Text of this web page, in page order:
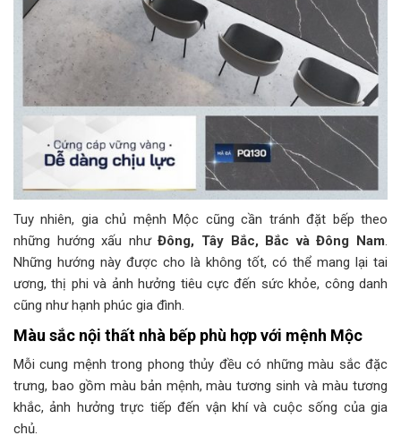
Tuy nhiên, gia chủ mệnh Mộc cũng cần tránh đặt bếp theo
những hướng xấu nhưĐông, Tây Bắc, Bắc và Đông Nam.
Những hướng này được cho là không tốt, có thể mang lại tai
ương, thị phi và ảnh hưởng tiêu cực đến sức khỏe, công danh
cũng như hạnh phúc gia đình.
Màu sắc nội thất nhà bếp phù hợp với mệnh Mộc
Mỗi cung mệnh trong phong thủy đều có những màu sắc đặc
trưng, bao gồm màu bản mệnh, màu tương sinh và màu tương
khắc, ảnh hưởng trực tiếp đến vận khí và cuộc sống của gia
chủ.